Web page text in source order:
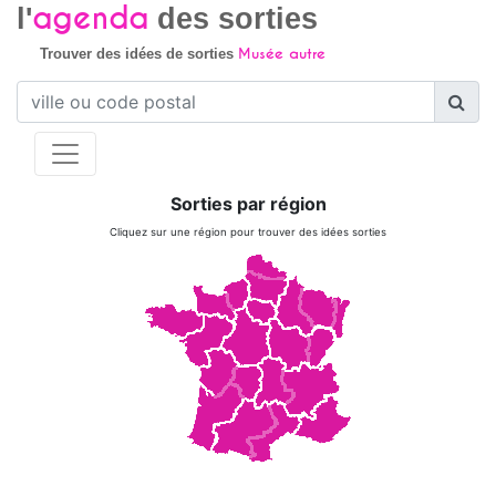
l'agenda des sorties
Trouver des idées de sorties Musée autre
Sorties par région
Cliquez sur une région pour trouver des idées sorties